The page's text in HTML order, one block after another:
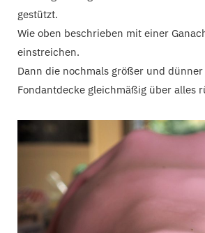
gestützt.
Wie oben beschrieben mit einer
einstreichen.
Dann die nochmals größer und
Fondantdecke gleichmäßig über alles